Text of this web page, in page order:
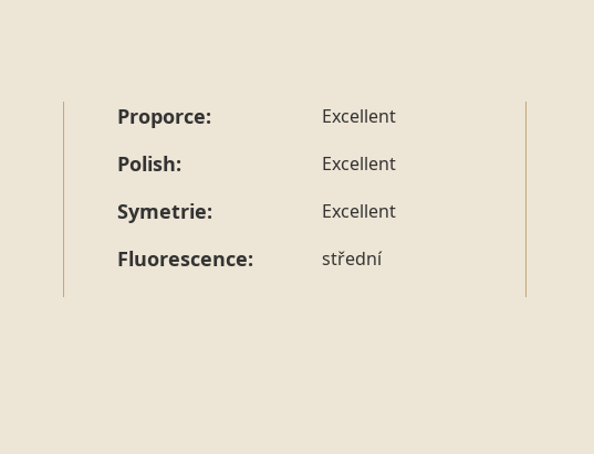
Proporce: Excellent
Polish: Excellent
Symetrie: Excellent
Fluorescence: střední